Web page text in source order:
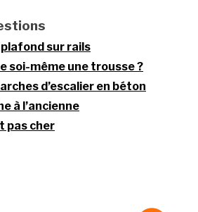
sur rails
soi-même une trousse ?
d’escalier en béton
à l’ancienne
pas cher